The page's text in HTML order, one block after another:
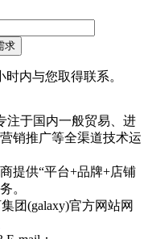
内与您取得联系。
注于国内一般贸易、进
销推广等全渠道技术运
提供“平台+品牌+店铺
。
团(galaxy)官方网站网